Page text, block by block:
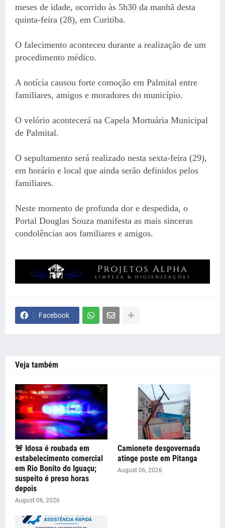
meses de idade, ocorrido às 5h30 da manhã desta
quinta-feira (28), em Curitiba.
O falecimento aconteceu durante a realização de um
procedimento médico.
A notícia causou forte comoção em Palmital entre
familiares, amigos e moradores do município.
O velório acontecerá na Capela Mortuária Municipal
de Palmital.
O sepultamento será realizado nesta sexta-feira (29),
em horário e local que ainda serão definidos pelos
familiares.
Neste momento de profunda dor e despedida, o
Portal Douglas Souza manifesta as mais sinceras
condolências aos familiares e amigos.
Facebook
Veja também
🚨 Idosa é roubada em
estabelecimento comercial
em Rio Bonito do Iguaçu;
suspeito é preso horas
depois
August 06, 2026
Camionete desgovernada
atinge poste em Pitanga
August 06, 2026